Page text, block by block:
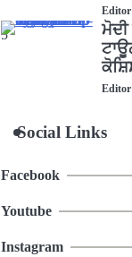
Editor
5
Editor
Social Links
Facebook
Youtube
Instagram